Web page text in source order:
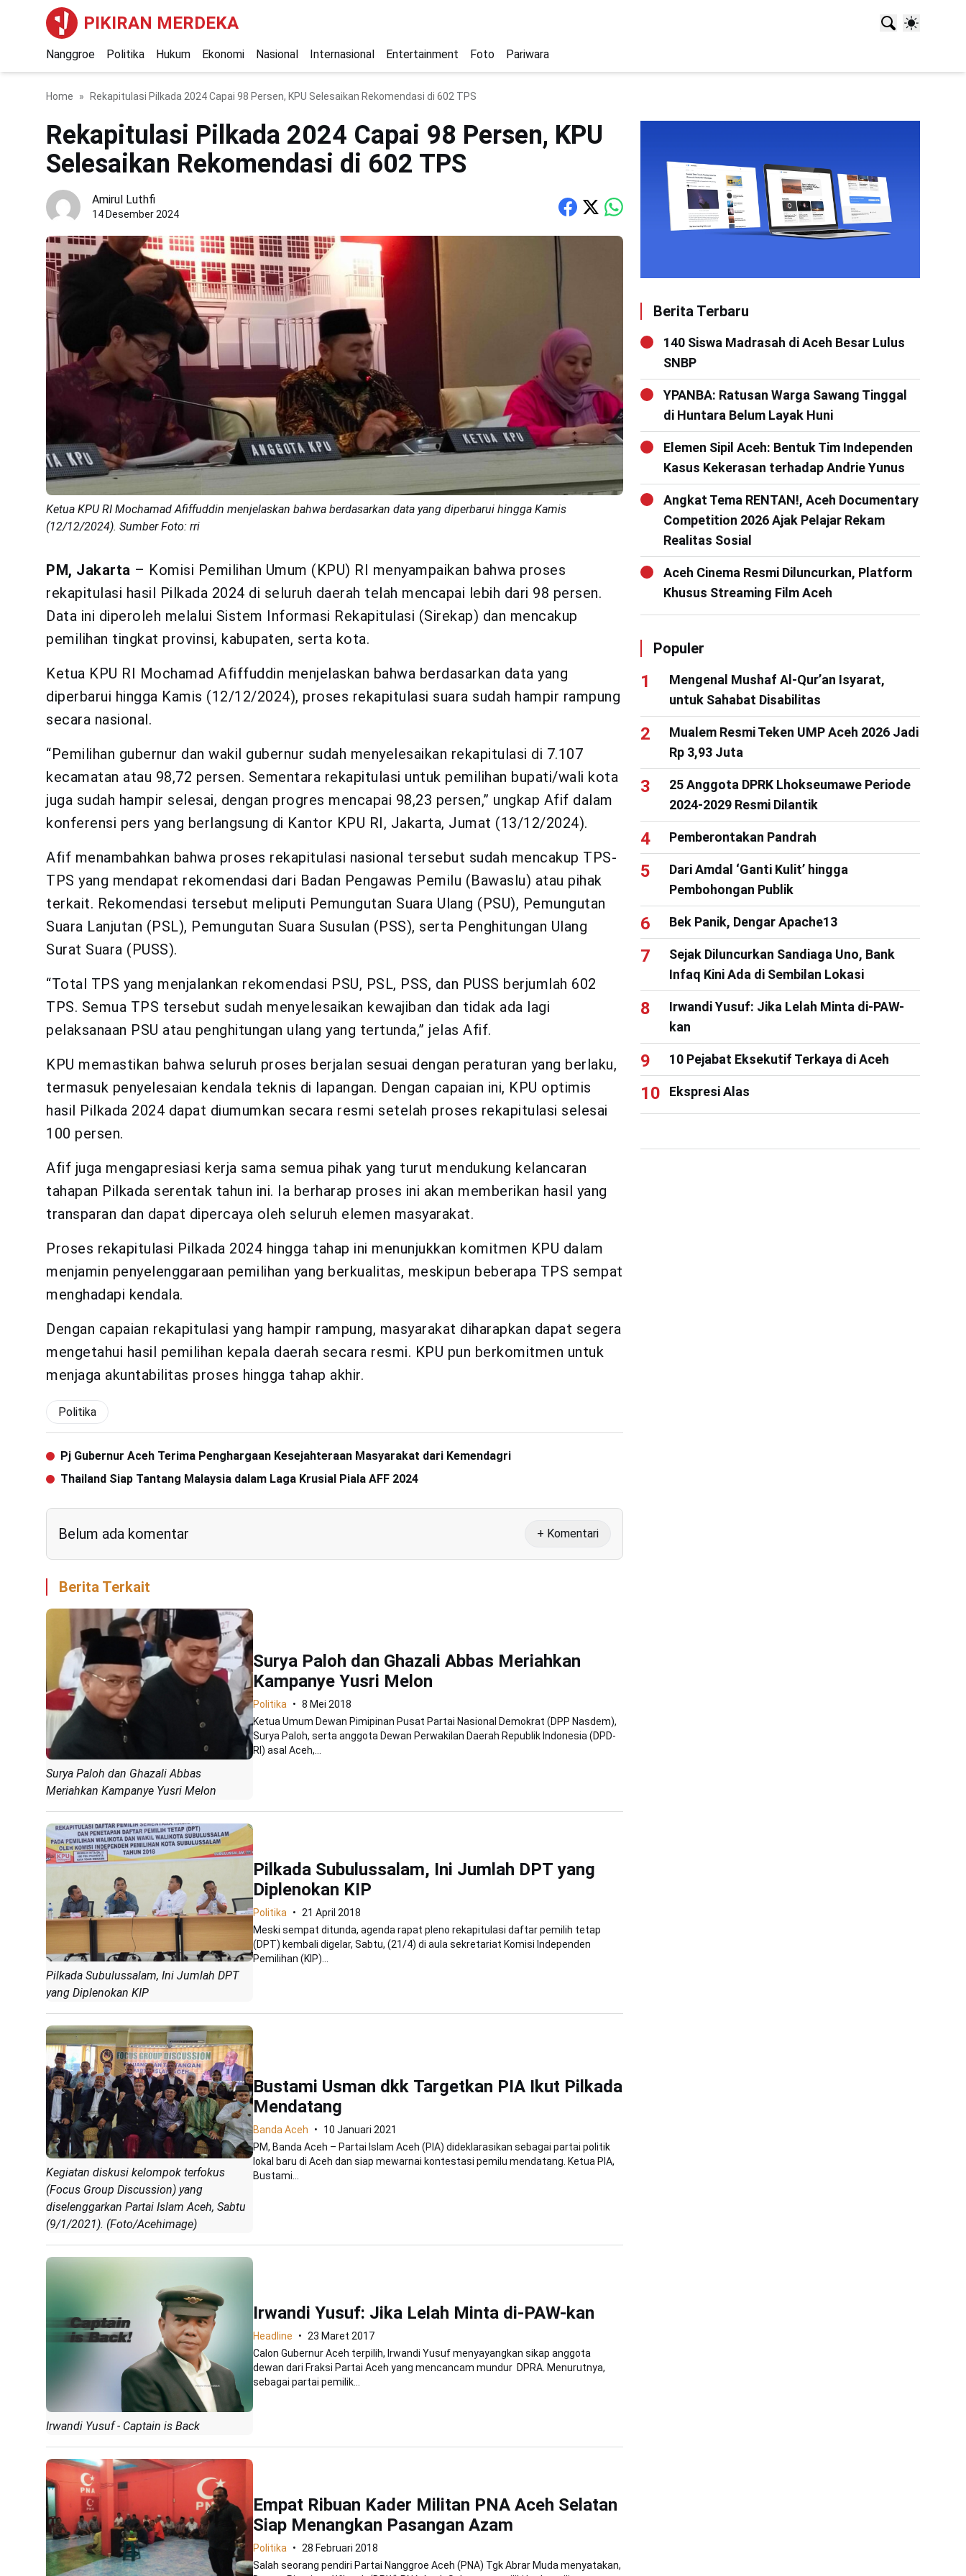
PIKIRAN MERDEKA
Nanggroe Politika Hukum Ekonomi Nasional Internasional Entertainment Foto Pariwara
Home Rekapitulasi Pilkada 2024 Capai 98 Persen, KPU Selesaikan Rekomendasi di 602 TPS
Rekapitulasi Pilkada 2024 Capai 98 Persen, KPU
Selesaikan Rekomendasi di 602 TPS
Amirul Luthfi
14 Desember 2024
Ketua KPU RI Mochamad Afiffuddin menjelaskan bahwa berdasarkan data yang diperbarui hingga Kamis
(12/12/2024). Sumber Foto: rri
PM, Jakarta – Komisi Pemilihan Umum (KPU) RI menyampaikan bahwa proses
rekapitulasi hasil Pilkada 2024 di seluruh daerah telah mencapai lebih dari 98 persen.
Data ini diperoleh melalui Sistem Informasi Rekapitulasi (Sirekap) dan mencakup
pemilihan tingkat provinsi, kabupaten, serta kota.
Ketua KPU RI Mochamad Afiffuddin menjelaskan bahwa berdasarkan data yang
diperbarui hingga Kamis (12/12/2024), proses rekapitulasi suara sudah hampir rampung
secara nasional.
“Pemilihan gubernur dan wakil gubernur sudah menyelesaikan rekapitulasi di 7.107
kecamatan atau 98,72 persen. Sementara rekapitulasi untuk pemilihan bupati/wali kota
juga sudah hampir selesai, dengan progres mencapai 98,23 persen,” ungkap Afif dalam
konferensi pers yang berlangsung di Kantor KPU RI, Jakarta, Jumat (13/12/2024).
Afif menambahkan bahwa proses rekapitulasi nasional tersebut sudah mencakup TPS-
TPS yang mendapat rekomendasi dari Badan Pengawas Pemilu (Bawaslu) atau pihak
terkait. Rekomendasi tersebut meliputi Pemungutan Suara Ulang (PSU), Pemungutan
Suara Lanjutan (PSL), Pemungutan Suara Susulan (PSS), serta Penghitungan Ulang
Surat Suara (PUSS).
“Total TPS yang menjalankan rekomendasi PSU, PSL, PSS, dan PUSS berjumlah 602
TPS. Semua TPS tersebut sudah menyelesaikan kewajiban dan tidak ada lagi
pelaksanaan PSU atau penghitungan ulang yang tertunda,” jelas Afif.
KPU memastikan bahwa seluruh proses berjalan sesuai dengan peraturan yang berlaku,
termasuk penyelesaian kendala teknis di lapangan. Dengan capaian ini, KPU optimis
hasil Pilkada 2024 dapat diumumkan secara resmi setelah proses rekapitulasi selesai
100 persen.
Afif juga mengapresiasi kerja sama semua pihak yang turut mendukung kelancaran
tahapan Pilkada serentak tahun ini. Ia berharap proses ini akan memberikan hasil yang
transparan dan dapat dipercaya oleh seluruh elemen masyarakat.
Proses rekapitulasi Pilkada 2024 hingga tahap ini menunjukkan komitmen KPU dalam
menjamin penyelenggaraan pemilihan yang berkualitas, meskipun beberapa TPS sempat
menghadapi kendala.
Dengan capaian rekapitulasi yang hampir rampung, masyarakat diharapkan dapat segera
mengetahui hasil pemilihan kepala daerah secara resmi. KPU pun berkomitmen untuk
menjaga akuntabilitas proses hingga tahap akhir.
Politika
Pj Gubernur Aceh Terima Penghargaan Kesejahteraan Masyarakat dari Kemendagri
Thailand Siap Tantang Malaysia dalam Laga Krusial Piala AFF 2024
Belum ada komentar + Komentari
Berita Terkait
Surya Paloh dan Ghazali Abbas
Meriahkan Kampanye Yusri Melon
Surya Paloh dan Ghazali Abbas Meriahkan
Kampanye Yusri Melon
Politika
8 Mei 2018
Ketua Umum Dewan Pimipinan Pusat Partai Nasional Demokrat (DPP Nasdem),
Surya Paloh, serta anggota Dewan Perwakilan Daerah Republik Indonesia (DPD-
RI) asal Aceh,...
Pilkada Subulussalam, Ini Jumlah DPT
yang Diplenokan KIP
Pilkada Subulussalam, Ini Jumlah DPT yang
Diplenokan KIP
Politika
21 April 2018
Meski sempat ditunda, agenda rapat pleno rekapitulasi daftar pemilih tetap
(DPT) kembali digelar, Sabtu, (21/4) di aula sekretariat Komisi Independen
Pemilihan (KIP)...
Kegiatan diskusi kelompok terfokus
(Focus Group Discussion) yang
diselenggarkan Partai Islam Aceh, Sabtu
(9/1/2021). (Foto/Acehimage)
Bustami Usman dkk Targetkan PIA Ikut Pilkada
Mendatang
Banda Aceh
10 Januari 2021
PM, Banda Aceh – Partai Islam Aceh (PIA) dideklarasikan sebagai partai politik
lokal baru di Aceh dan siap mewarnai kontestasi pemilu mendatang. Ketua PIA,
Bustami...
Irwandi Yusuf - Captain is Back
Irwandi Yusuf: Jika Lelah Minta di-PAW-kan
Headline
23 Maret 2017
Calon Gubernur Aceh terpilih, Irwandi Yusuf menyayangkan sikap anggota
dewan dari Fraksi Partai Aceh yang mencancam mundur DPRA. Menurutnya,
sebagai partai pemilik...
Empat Ribuan Kader Militan PNA Aceh Selatan
Siap Menangkan Pasangan Azam
Politika
28 Februari 2018
Salah seorang pendiri Partai Nanggroe Aceh (PNA) Tgk Abrar Muda menyatakan,
Berita Terbaru
140 Siswa Madrasah di Aceh Besar Lulus
SNBP
YPANBA: Ratusan Warga Sawang Tinggal
di Huntara Belum Layak Huni
Elemen Sipil Aceh: Bentuk Tim Independen
Kasus Kekerasan terhadap Andrie Yunus
Angkat Tema RENTAN!, Aceh Documentary
Competition 2026 Ajak Pelajar Rekam
Realitas Sosial
Aceh Cinema Resmi Diluncurkan, Platform
Khusus Streaming Film Aceh
Populer
Mengenal Mushaf Al-Qur’an Isyarat,
untuk Sahabat Disabilitas
Mualem Resmi Teken UMP Aceh 2026 Jadi
Rp 3,93 Juta
25 Anggota DPRK Lhokseumawe Periode
2024-2029 Resmi Dilantik
Pemberontakan Pandrah
Dari Amdal ‘Ganti Kulit’ hingga
Pembohongan Publik
Bek Panik, Dengar Apache13
Sejak Diluncurkan Sandiaga Uno, Bank
Infaq Kini Ada di Sembilan Lokasi
Irwandi Yusuf: Jika Lelah Minta di-PAW-
kan
10 Pejabat Eksekutif Terkaya di Aceh
Ekspresi Alas